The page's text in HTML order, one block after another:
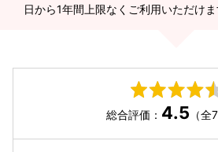
日から1年間上限なくご利用いただけま
総合評価： 4.5 （全